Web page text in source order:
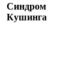
Синдром
Кушинга